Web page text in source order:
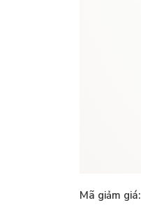
Mã giảm giá: